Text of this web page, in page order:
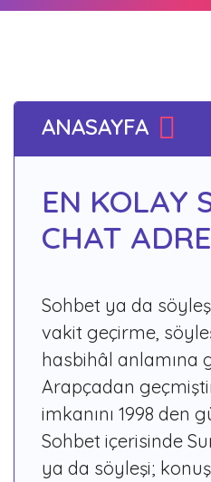
ANASAYFA
EN KOLAY
CHAT
Sohbet ya da
vakit geçirme,
hasbihâl anlamına
Arapçadan
imkanını 1998 den
Sohbet içerisinde
ya da söyleşi;